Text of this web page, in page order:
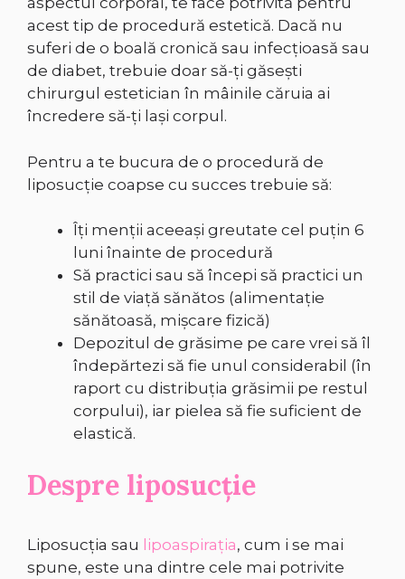
acest tip de procedură estetică. Dacă nu
suferi de o boală cronică sau infecțioasă sau
de diabet, trebuie doar să-ți găsești
chirurgul estetician în mâinile căruia ai
încredere să-ți lași corpul.
Pentru a te bucura de o procedură de
liposucție coapse cu succes trebuie să:
Îți menții aceeași greutate cel puțin 6
luni înainte de procedură
Să practici sau să începi să practici un
stil de viață sănătos (alimentație
sănătoasă, mișcare fizică)
Depozitul de grăsime pe care vrei să îl
îndepărtezi să fie unul considerabil (în
raport cu distribuția grăsimii pe restul
corpului), iar pielea să fie suficient de
elastică.
Despre liposucție
Liposucţia sau lipoaspiraţia, cum i se mai
spune, este una dintre cele mai potrivite